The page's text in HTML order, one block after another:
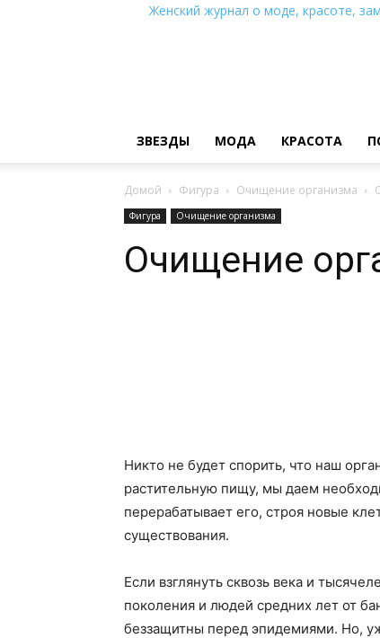
Женский журнал о моде, красоте,
ЗВЕЗДЫ МОДА КРАСОТА
Домой Фигура Очищение организма
Фигура Очищение организма
Очищение
Никто не будет спорить, что наш
растительную пищу, мы даем
перерабатывает его, строя новые
существования.
Если взглянуть сквозь века и
поколения и людей средних лет от
беззащитны перед эпидемиями. Но,